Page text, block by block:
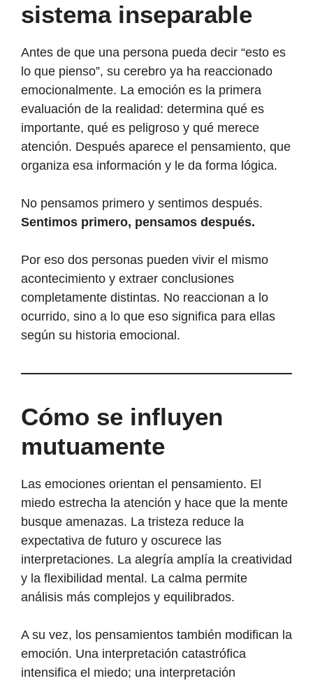
sistema inseparable
Antes de que una persona pueda decir “esto es
lo que pienso”, su cerebro ya ha reaccionado
emocionalmente. La emoción es la primera
evaluación de la realidad: determina qué es
importante, qué es peligroso y qué merece
atención. Después aparece el pensamiento, que
organiza esa información y le da forma lógica.
No pensamos primero y sentimos después.
Sentimos primero, pensamos después.
Por eso dos personas pueden vivir el mismo
acontecimiento y extraer conclusiones
completamente distintas. No reaccionan a lo
ocurrido, sino a lo que eso significa para ellas
según su historia emocional.
Cómo se influyen
mutuamente
Las emociones orientan el pensamiento. El
miedo estrecha la atención y hace que la mente
busque amenazas. La tristeza reduce la
expectativa de futuro y oscurece las
interpretaciones. La alegría amplía la creatividad
y la flexibilidad mental. La calma permite
análisis más complejos y equilibrados.
A su vez, los pensamientos también modifican la
emoción. Una interpretación catastrófica
intensifica el miedo; una interpretación